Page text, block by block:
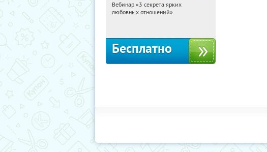
17:53:30 Получили:
Вебинар «3 секрета ярких
любовных отношений»
Бесплатно